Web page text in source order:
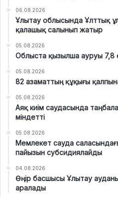
06.08.2026
Ұлытау облысында Ұлттық
қалашық салынып жатыр
05.08.2026
Облыста қызылша ауруы 7,8
05.08.2026
82 азаматтың құқығы қалпына
05.08.2026
Аяқ киім саудасында
міндетті
05.08.2026
Мемлекет сауда
пайызын субсидиялайды
04.08.2026
Өңір басшысы Ұлытау
аралады